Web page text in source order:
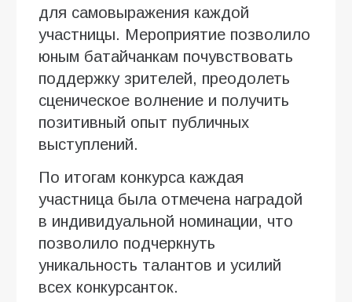
для самовыражения каждой
участницы. Мероприятие позволило
юным батайчанкам почувствовать
поддержку зрителей, преодолеть
сценическое волнение и получить
позитивный опыт публичных
выступлений.
По итогам конкурса каждая
участница была отмечена наградой
в индивидуальной номинации, что
позволило подчеркнуть
уникальность талантов и усилий
всех конкурсанток.